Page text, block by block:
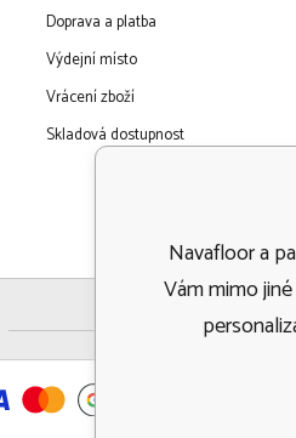
Doprava a platba
Výdejní místo
Vrácení zboží
Skladová dostupnost
Navafloor a
Vám mimo